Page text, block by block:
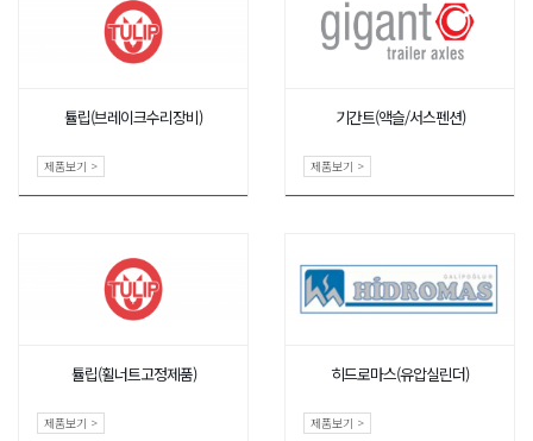
튤립(브레이크수리장비)
제품보기 >
기간트(액슬/서스펜션)
제품보기 >
튤립(휠너트고정제품)
제품보기 >
히드로마스(유압실린더)
제품보기 >